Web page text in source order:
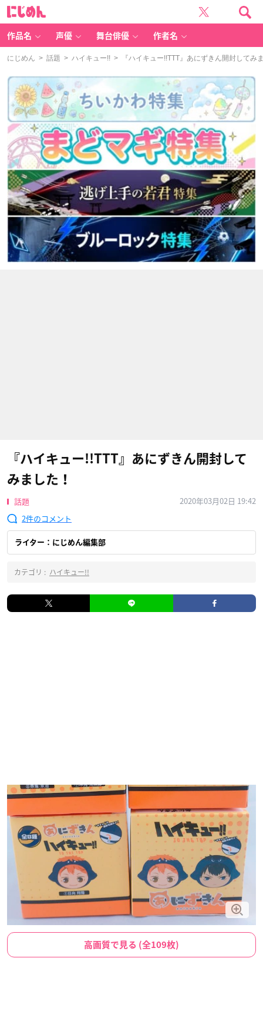
作品名 声優 舞台俳優 作者名
にじめん > 話題 > ハイキュー!! > 『ハイキュー!!TTT』あにずきん開封してみ
『ハイキュー!!TTT』あにずきん開封して
みました！
話題
2020年03月02日 19:42
2
ライター：にじめん編集部
カテゴリ : ハイキュー!!
高画質で見る (全109枚)